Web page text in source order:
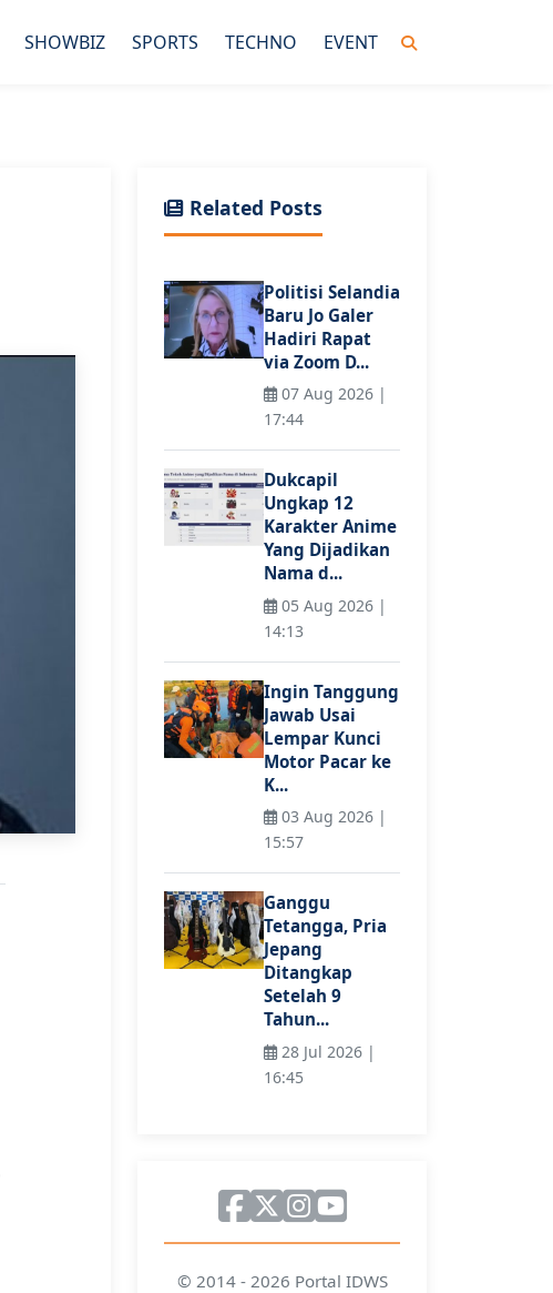
SHOWBIZ SPORTS TECHNO EVENT
Related Posts
Politisi Selandia
Baru Jo Galer
Hadiri Rapat
via Zoom D...
07 Aug 2026 |
17:44
Dukcapil
Ungkap 12
Karakter Anime
Yang Dijadikan
Nama d...
05 Aug 2026 |
14:13
Ingin Tanggung
Jawab Usai
Lempar Kunci
Motor Pacar ke
K...
03 Aug 2026 |
15:57
Ganggu
Tetangga, Pria
Jepang
Ditangkap
Setelah 9
Tahun...
28 Jul 2026 |
16:45
© 2014 - 2026 Portal IDWS